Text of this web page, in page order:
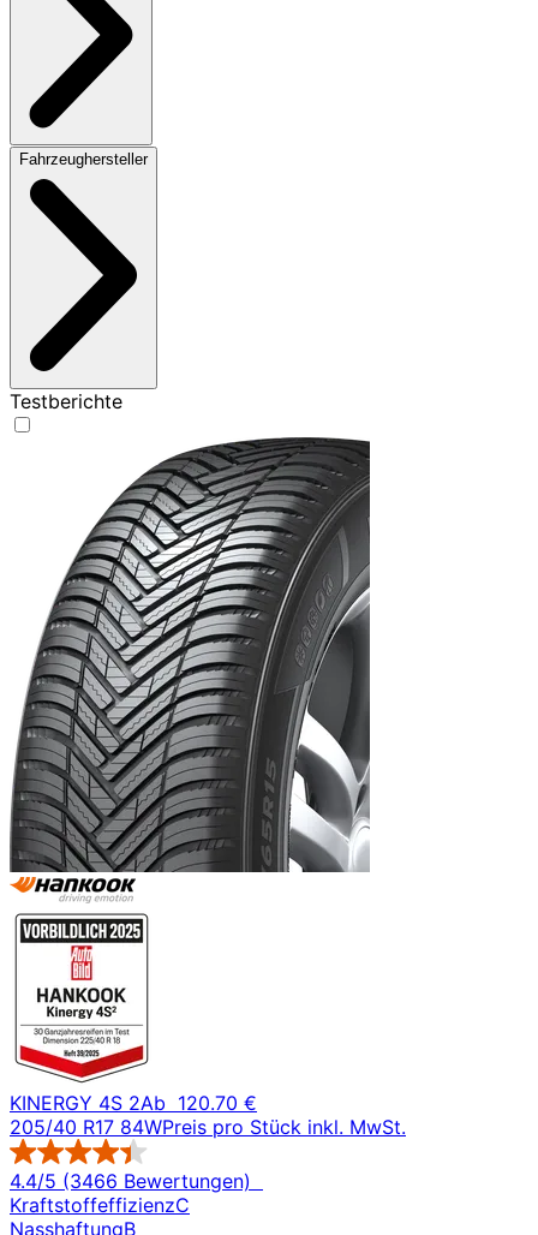
Fahrzeughersteller
Testberichte
KINERGY 4S 2Ab 120.70 €
205/40 R17 84WPreis pro Stück inkl. MwSt.
4.4/5 (3466 Bewertungen)
KraftstoffeffizienzC
NasshaftungB